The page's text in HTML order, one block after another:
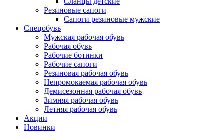
Резиновые сапоги
Сапоги резиновые мужские
Спецобувь
Мужская рабочая обувь
Рабочая обувь
Рабочие ботинки
Рабочие сапоги
Резиновая рабочая обувь
Непромокаемая рабочая обувь
Демисезонная рабочая обувь
Зимняя рабочая обувь
Летняя рабочая обувь
Акции
Новинки